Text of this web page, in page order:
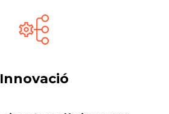
Innovació